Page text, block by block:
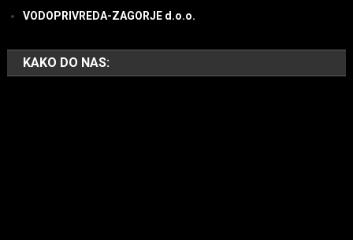
VODOPRIVREDA-ZAGORJE d.o.o.
KAKO DO NAS: